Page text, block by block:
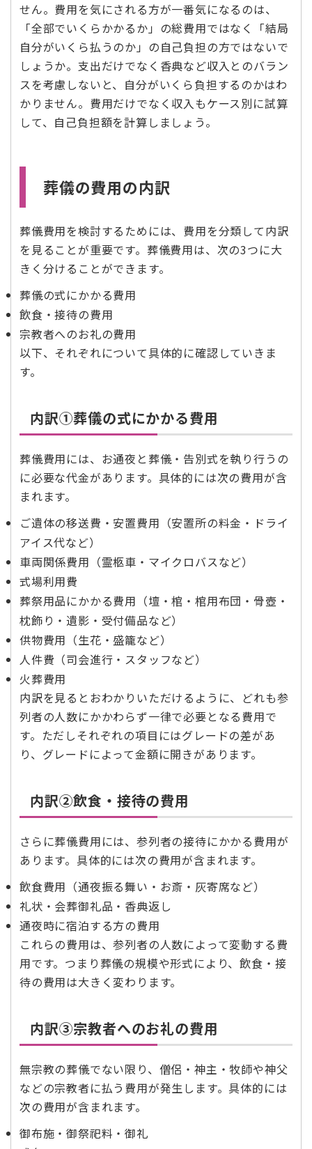
せん。費用を気にされる方が一番気になるのは、
「全部でいくらかかるか」の総費用ではなく「結局
自分がいくら払うのか」の自己負担の方ではないで
しょうか。支出だけでなく香典など収入とのバラン
スを考慮しないと、自分がいくら負担するのかはわ
かりません。費用だけでなく収入もケース別に試算
して、自己負担額を計算しましょう。
葬儀の費用の内訳
葬儀費用を検討するためには、費用を分類して内訳
を見ることが重要です。葬儀費用は、次の3つに大
きく分けることができます。
葬儀の式にかかる費用
飲食・接待の費用
宗教者へのお礼の費用
以下、それぞれについて具体的に確認していきま
す。
内訳➀葬儀の式にかかる費用
葬儀費用には、お通夜と葬儀・告別式を執り行うの
に必要な代金があります。具体的には次の費用が含
まれます。
ご遺体の移送費・安置費用（安置所の料金・ドライ
アイス代など）
車両関係費用（霊柩車・マイクロバスなど）
式場利用費
葬祭用品にかかる費用（壇・棺・棺用布団・骨壺・
枕飾り・遺影・受付備品など）
供物費用（生花・盛籠など）
人件費（司会進行・スタッフなど）
火葬費用
内訳を見るとおわかりいただけるように、どれも参
列者の人数にかかわらず一律で必要となる費用で
す。ただしそれぞれの項目にはグレードの差があ
り、グレードによって金額に開きがあります。
内訳②飲食・接待の費用
さらに葬儀費用には、参列者の接待にかかる費用が
あります。具体的には次の費用が含まれます。
飲食費用（通夜振る舞い・お斎・灰寄席など）
礼状・会葬御礼品・香典返し
通夜時に宿泊する方の費用
これらの費用は、参列者の人数によって変動する費
用です。つまり葬儀の規模や形式により、飲食・接
待の費用は大きく変わります。
内訳③宗教者へのお礼の費用
無宗教の葬儀でない限り、僧侶・神主・牧師や神父
などの宗教者に払う費用が発生します。具体的には
次の費用が含まれます。
御布施・御祭祀料・御礼